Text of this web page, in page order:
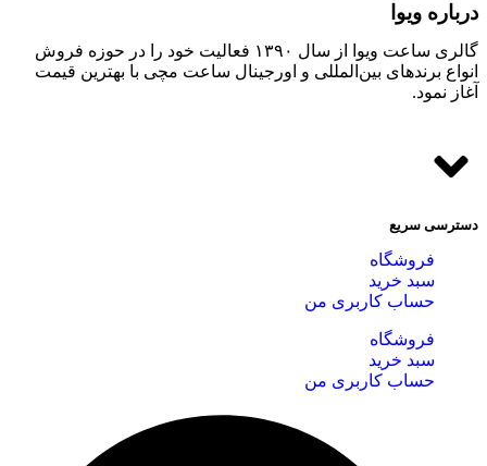
درباره ویوا
گالری ساعت ویوا از سال ۱۳۹۰ فعالیت خود را در حوزه فروش
انواع برندهای بین‌المللی و اورجینال ساعت مچی با بهترین قیمت
آغاز نمود.
دسترسی سریع
فروشگاه
سبد خرید
حساب کاربری من
فروشگاه
سبد خرید
حساب کاربری من